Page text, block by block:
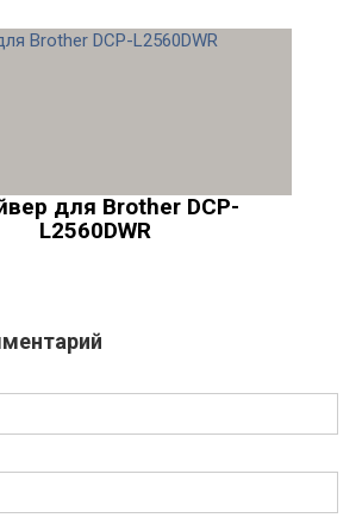
для Brother DCP-
L2560DWR